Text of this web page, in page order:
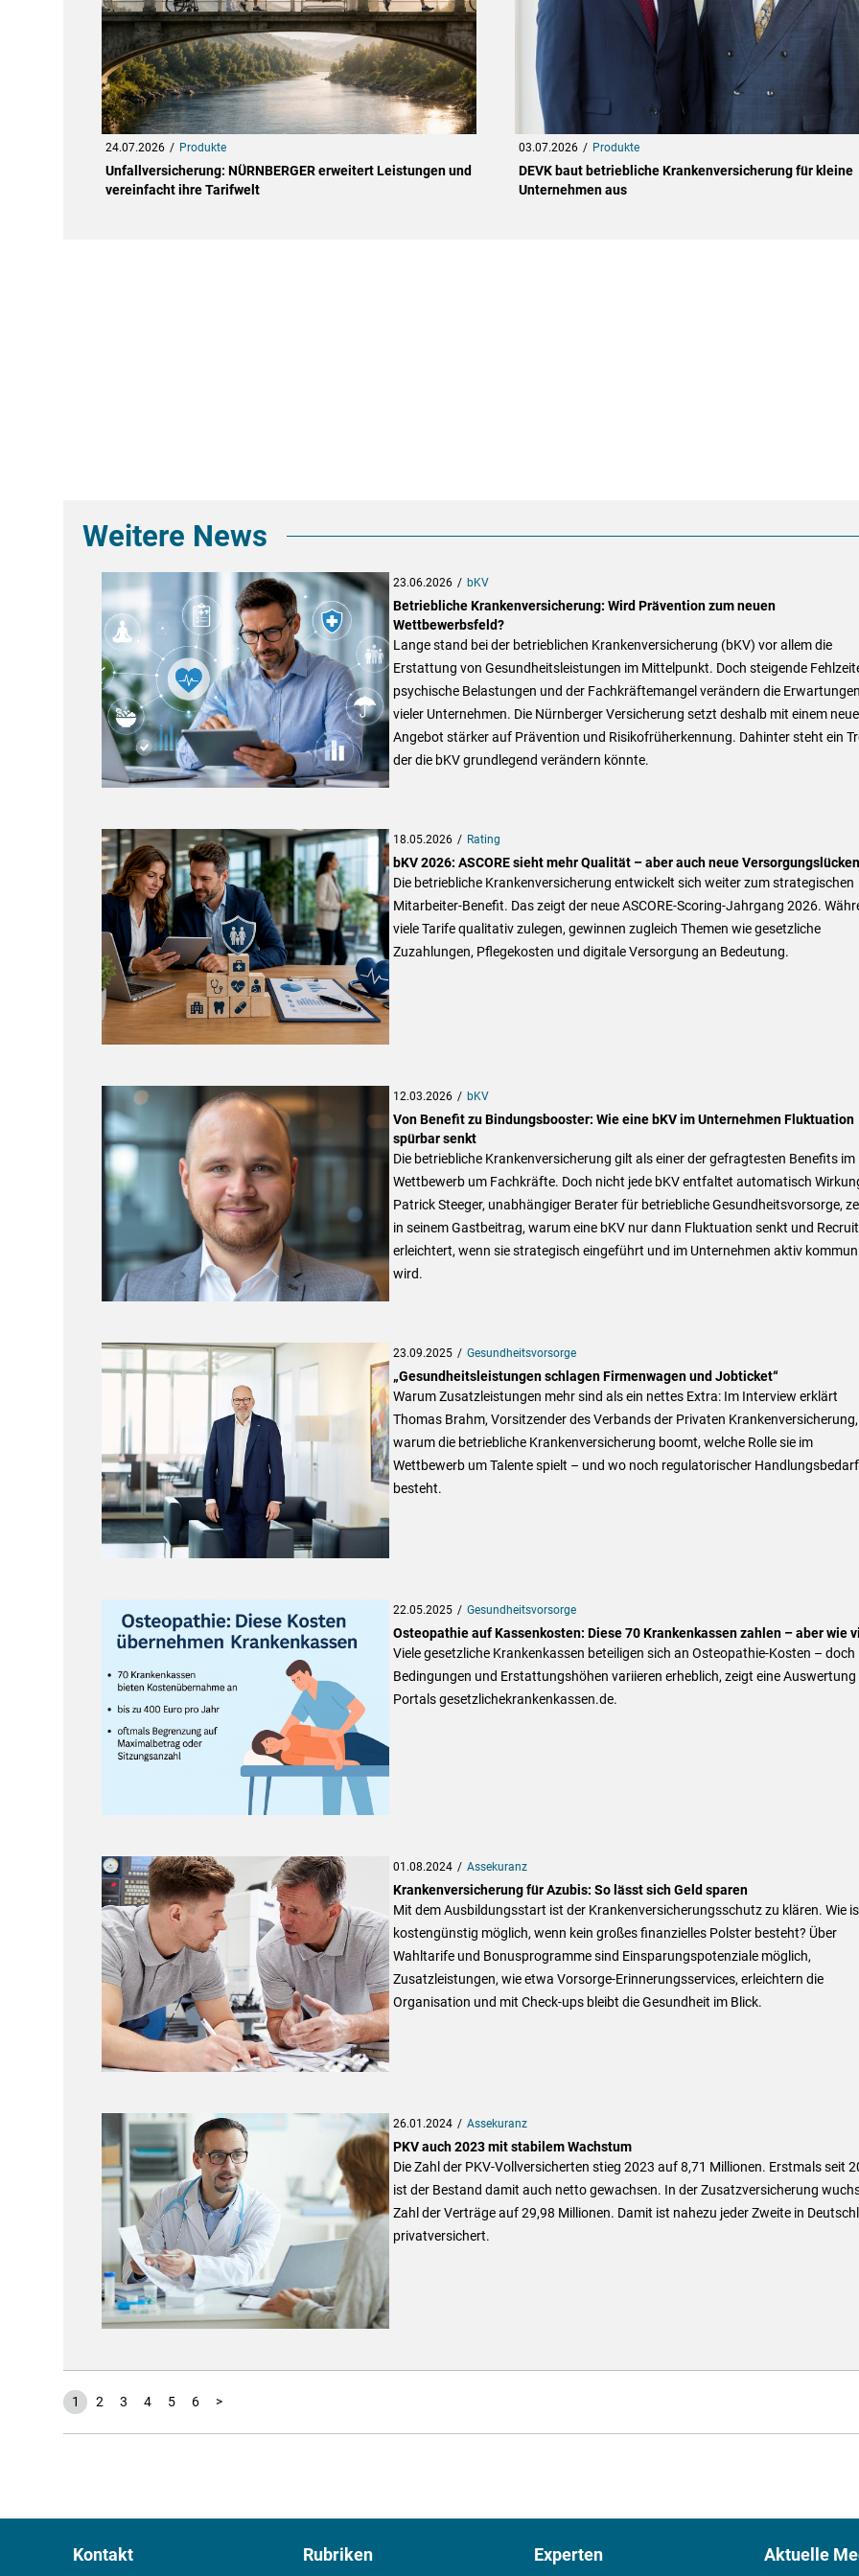
24.07.2026 Produkte
Unfallversicherung: NÜRNBERGER erweitert Leistungen und
vereinfacht ihre Tarifwelt
03.07.2026 Produkte
DEVK baut betriebliche Krankenversicherung für kleine
Unternehmen aus
Weitere News
23.06.2026 bKV
Betriebliche Krankenversicherung: Wird Prävention zum neuen
Wettbewerbsfeld?
Lange stand bei der betrieblichen Krankenversicherung (bKV) vor allem die
Erstattung von Gesundheitsleistungen im Mittelpunkt. Doch steigende
psychische Belastungen und der Fachkräftemangel verändern die
vieler Unternehmen. Die Nürnberger Versicherung setzt deshalb mit einem
Angebot stärker auf Prävention und Risikofrüherkennung. Dahinter steht ein
der die bKV grundlegend verändern könnte.
18.05.2026 Rating
bKV 2026: ASCORE sieht mehr Qualität – aber auch neue Versorgungslücken
Die betriebliche Krankenversicherung entwickelt sich weiter zum strategischen
Mitarbeiter-Benefit. Das zeigt der neue ASCORE-Scoring-Jahrgang 2026.
viele Tarife qualitativ zulegen, gewinnen zugleich Themen wie gesetzliche
Zuzahlungen, Pflegekosten und digitale Versorgung an Bedeutung.
12.03.2026 bKV
Von Benefit zu Bindungsbooster: Wie eine bKV im Unternehmen Fluktuation
spürbar senkt
Die betriebliche Krankenversicherung gilt als einer der gefragtesten Benefits im
Wettbewerb um Fachkräfte. Doch nicht jede bKV entfaltet automatisch
Patrick Steeger, unabhängiger Berater für betriebliche Gesundheitsvorsorge,
in seinem Gastbeitrag, warum eine bKV nur dann Fluktuation senkt und
erleichtert, wenn sie strategisch eingeführt und im Unternehmen aktiv
wird.
23.09.2025 Gesundheitsvorsorge
„Gesundheitsleistungen schlagen Firmenwagen und Jobticket“
Warum Zusatzleistungen mehr sind als ein nettes Extra: Im Interview erklärt
Thomas Brahm, Vorsitzender des Verbands der Privaten Krankenversicherung,
warum die betriebliche Krankenversicherung boomt, welche Rolle sie im
Wettbewerb um Talente spielt – und wo noch regulatorischer Handlungsbedarf
besteht.
22.05.2025 Gesundheitsvorsorge
Osteopathie auf Kassenkosten: Diese 70 Krankenkassen zahlen – aber wie
Viele gesetzliche Krankenkassen beteiligen sich an Osteopathie-Kosten – doch
Bedingungen und Erstattungshöhen variieren erheblich, zeigt eine Auswertung
Portals gesetzlichekrankenkassen.de.
01.08.2024 Assekuranz
Krankenversicherung für Azubis: So lässt sich Geld sparen
Mit dem Ausbildungsstart ist der Krankenversicherungsschutz zu klären. Wie
kostengünstig möglich, wenn kein großes finanzielles Polster besteht? Über
Wahltarife und Bonusprogramme sind Einsparungspotenziale möglich,
Zusatzleistungen, wie etwa Vorsorge-Erinnerungsservices, erleichtern die
Organisation und mit Check-ups bleibt die Gesundheit im Blick.
26.01.2024 Assekuranz
PKV auch 2023 mit stabilem Wachstum
Die Zahl der PKV-Vollversicherten stieg 2023 auf 8,71 Millionen. Erstmals seit
ist der Bestand damit auch netto gewachsen. In der Zusatzversicherung
Zahl der Verträge auf 29,98 Millionen. Damit ist nahezu jeder Zweite in
privatversichert.
1 2 3 4 5 6 >
Kontakt Rubriken Experten Aktuelle